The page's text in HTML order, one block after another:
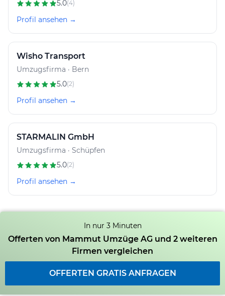
5.0(4)
Profil ansehen →
Wisho Transport
Umzugsfirma · Bern
5.0(2)
Profil ansehen →
STARMALIN GmbH
Umzugsfirma · Schüpfen
5.0(2)
Profil ansehen →
In nur 3 Minuten
Offerten von Mammut Umzüge AG und 2 weiteren
Firmen vergleichen
OFFERTEN GRATIS ANFRAGEN